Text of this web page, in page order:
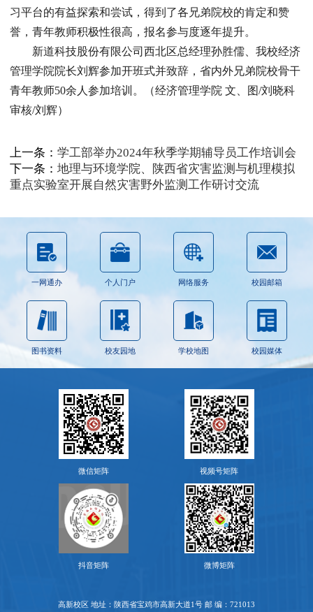
习平台的有益探索和尝试，得到了各兄弟院校的肯定和赞
誉，青年教师积极性很高，报名参与度逐年提升。
新道科技股份有限公司西北区总经理孙胜儒、我校经济
管理学院院长刘辉参加开班式并致辞，省内外兄弟院校骨干
青年教师50余人参加培训。（经济管理学院 文、图/刘晓科
审核/刘辉）
上一条： 学工部举办2024年秋季学期辅导员工作培训会
下一条： 地理与环境学院、陕西省灾害监测与机理模拟
重点实验室开展自然灾害野外监测工作研讨交流
一网通办 个人门户 网络服务 校园邮箱
图书资料 校友园地 学校地图 校园媒体
微信矩阵 视频号矩阵
抖音矩阵 微博矩阵
高新校区 地址：陕西省宝鸡市高新大道1号 邮 编：721013